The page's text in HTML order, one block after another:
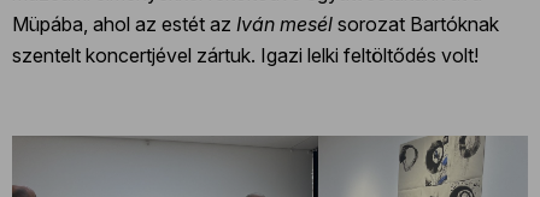
Müpába, ahol az estét az Iván mesél sorozat Bartóknak
szentelt koncertjével zártuk. Igazi lelki feltöltődés volt!